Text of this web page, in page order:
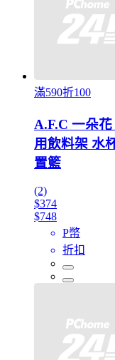
滿590折100
A.F.C 一朵
用飲料架 水
置籃
(2)
$374
$748
P幣
折扣